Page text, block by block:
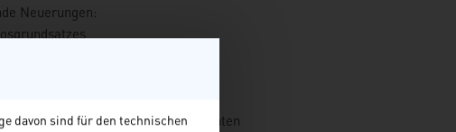
davon sind für den technischen
Neuerungen:
und Nachweispflichten